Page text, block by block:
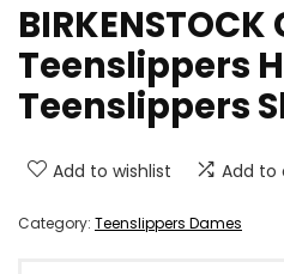
BIRKENSTOCK
Teenslippers
Teenslippers
Add to wishlist Add to
Category: Teenslippers Dames